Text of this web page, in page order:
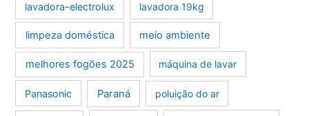
lavadora-electrolux lavadora 19kg
limpeza doméstica meio ambiente
melhores fogões 2025 máquina de lavar
Panasonic Paraná poluição do ar